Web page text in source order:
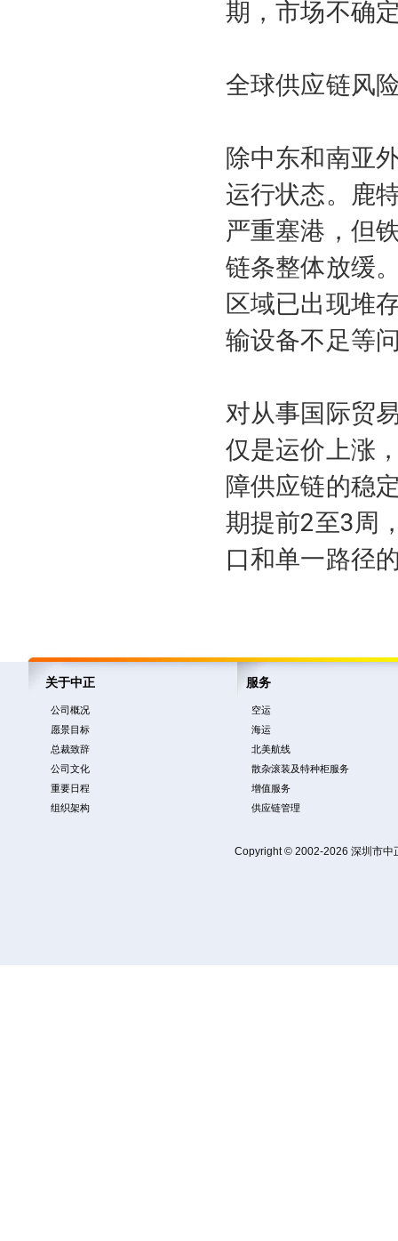
期，市场不确
全球供应链风
除中东和南亚
运行状态。鹿
严重塞港，但
链条整体放缓
区域已出现堆
输设备不足等
对从事国际贸
仅是运价上涨
障供应链的稳
期提前2至3周
口和单一路径
关于中正
公司概况
愿景目标
总裁致辞
公司文化
重要日程
组织架构
服务
空运
海运
北美航线
散杂滚装及特种柜服务
增值服务
供应链管理
Copyright © 2002-2026 深圳市中